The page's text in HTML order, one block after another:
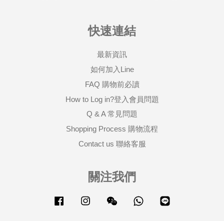
快速連結
最新資訊
如何加入Line
FAQ 購物前必讀
How to Log in?登入會員問題
Q & A 常見問題
Shopping Process 購物流程
Contact us 聯絡客服
關注我們
Facebook Instagram Wechat Whatsapp